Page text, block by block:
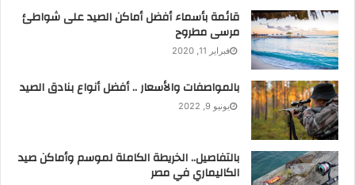
قائمة بأسماء أفضل أماكن الصيد على شواطئ
مرسى مطروح
فبراير 11, 2020
بالمواصفات والأسعار .. أفضل أنواع بنادق الصيد
يونيو 9, 2022
بالتفاصيل.. الخريطة الكاملة لموسم وأماكن صيد
الكاليماري في مصر